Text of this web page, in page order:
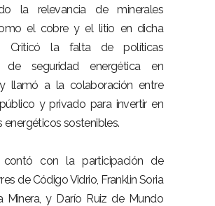
la relevancia de minerales
el cobre y el litio en dicha
Criticó la falta de políticas
de seguridad energética en
llamó a la colaboración entre
y privado para invertir en
sostenibles.
con la participación de
de Código Vidrio, Franklin Soria
Minera, y Darío Ruiz de Mundo